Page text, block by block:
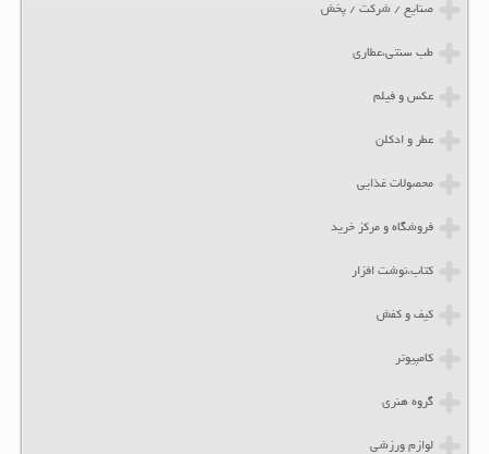
صنایع / شرکت / پخش
طب سنتی،عطاری
عکس و فیلم
عطر و ادکلن
محصولات غذایی
فروشگاه و مرکز خرید
کتاب،نوشت افزار
کیف و کفش
کامپیوتر
گروه هنری
لوازم ورزشی